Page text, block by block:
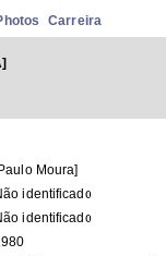
Carreira
Moura]
identificado
identificado